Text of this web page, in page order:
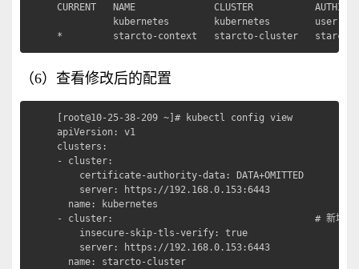
CURRENT   NAME              CLUSTER
kubernetes        kubernetes        user-
*         starcto-context   starcto-cluster
（6）查看修改后的配置
[root@10-25-38-209 ~]# kubectl config view
apiVersion: v1
clusters:
- cluster:
certificate-authority-data: DATA+OMITTED
server: https://192.168.0.153:6443
name: kubernetes
- cluster:                                    # 新增1
insecure-skip-tls-verify: true
server: https://192.168.0.153:6443
name: starcto-cluster